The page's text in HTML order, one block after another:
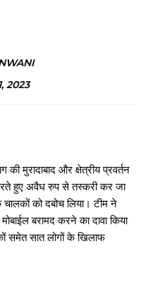
2023
मुरादाबाद और क्षेत्रीय प्रवर्तन
करते हुए अवैध रुप से तस्करी कर जा
को दबोच लिया। टीम ने
बरामद करने का दावा किया
समेत सात लोगों के खिलाफ